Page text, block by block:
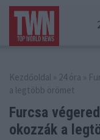
Kezdőoldal » 24 óra »
a legtöbb örömet
Furcsa
okozzák a